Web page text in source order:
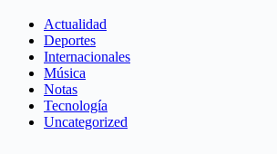
Actualidad
Deportes
Internacionales
Música
Notas
Tecnología
Uncategorized